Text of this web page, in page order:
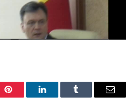
Pinterest LinkedInTumblr Email